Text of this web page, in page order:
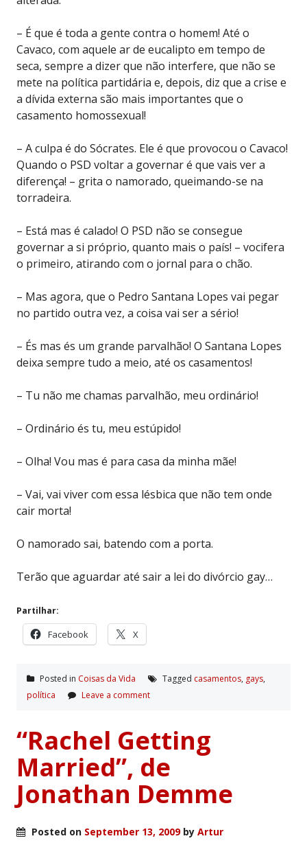
– É que é toda a gente contra o homem! Até o
Cavaco, com aquele ar de eucalipto em tempo de
seca, sempre a dizer que não interfere, que não se
mete na política partidária e, depois, diz que a crise e
a dívida externa são mais importantes que o
casamento homossexual!
– A culpa é do Sócrates. Ele é que provocou o Cavaco!
Quando o PSD voltar a governar é que vais ver a
diferença! – grita o namorado, queimando-se na
torradeira.
– Está mas é calado! O PSD não se consegue
governar a si próprio, quanto mais o país! – vocifera
o primeiro, atirando com o jornal para o chão.
– Mas agora, que o Pedro Santana Lopes vai pegar
no partido outra vez, a coisa vai ser a sério!
– És mas és um grande parvalhão! O Santana Lopes
deixa sempre tudo a meio, até os casamentos!
– Tu não me chamas parvalhão, meu ordinário!
– Ordinário és tu, meu estúpido!
– Olha! Vou mas é para casa da minha mãe!
– Vai, vai viver com essa lésbica que não tem onde
cair morta!
O namorado sai, batendo com a porta.
Terão que aguardar até sair a lei do divórcio gay…
Partilhar:
Facebook X
Posted in Coisas da Vida Tagged casamentos, gays,
polí­tica
Leave a comment
“Rachel Getting
Married”, de
Jonathan Demme
Posted on September 13, 2009by Artur